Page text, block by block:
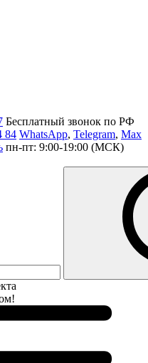
Бесплатный звонок по РФ
84 WhatsApp, Telegram, Max
пн-пт: 9:00-19:00 (МСК)